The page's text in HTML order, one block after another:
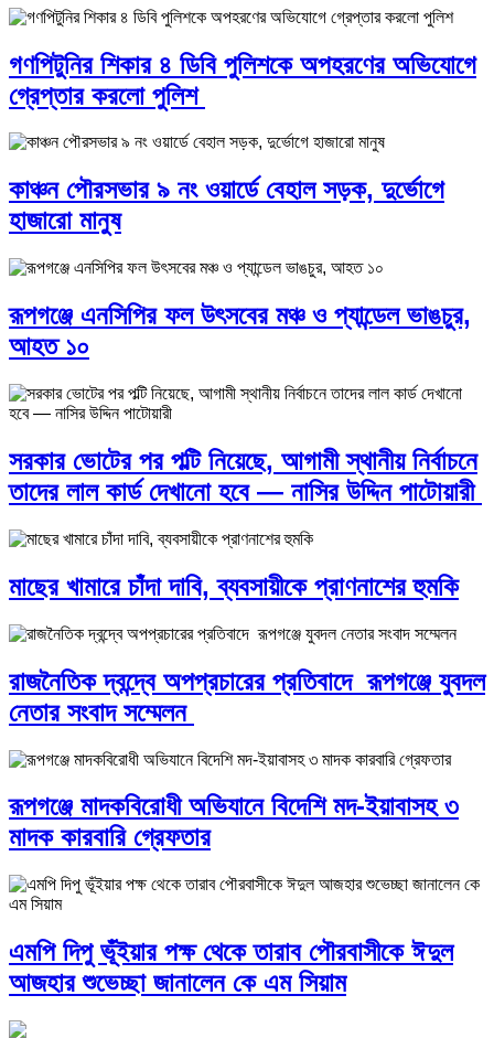
গণপিটুনির শিকার ৪ ডিবি পুলিশকে অপহরণের অভিযোগে
গ্রেপ্তার করলো পুলিশ
কাঞ্চন পৌরসভার ৯ নং ওয়ার্ডে বেহাল সড়ক, দুর্ভোগে
হাজারো মানুষ
রূপগঞ্জে এনসিপির ফল উৎসবের মঞ্চ ও প্যান্ডেল ভাঙচুর,
আহত ১০
সরকার ভোটের পর পল্টি নিয়েছে, আগামী স্থানীয় নির্বাচনে
তাদের লাল কার্ড দেখানো হবে — নাসির উদ্দিন পাটোয়ারী
মাছের খামারে চাঁদা দাবি, ব্যবসায়ীকে প্রাণনাশের হুমকি
রাজনৈতিক দ্বন্দ্বে অপপ্রচারের প্রতিবাদে ‎রূপগঞ্জে যুবদল
নেতার সংবাদ সম্মেলন ‎
রূপগঞ্জে মাদকবিরোধী অভিযানে বিদেশি মদ-ইয়াবাসহ ৩
মাদক কারবারি গ্রেফতার
এমপি দিপু ভূঁইয়ার পক্ষ থেকে তারাব পৌরবাসীকে ঈদুল
আজহার শুভেচ্ছা জানালেন কে এম সিয়াম